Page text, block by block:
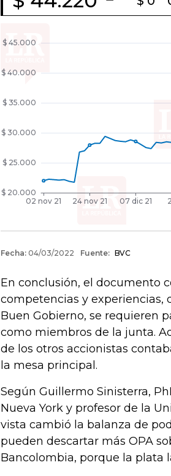
En conclusión, el documento
competencias y experiencias,
Buen Gobierno, se requieren
como miembros de la junta.
de los otros accionistas
la mesa principal.
Según Guillermo Sinisterra,
Nueva York y profesor de la
vista cambió la balanza de
pueden descartar más OPA
Bancolombia, porque la plata